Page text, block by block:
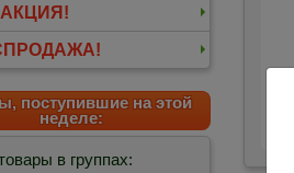
АКЦИЯ!
поступившие на этой
неделе:
в группах: